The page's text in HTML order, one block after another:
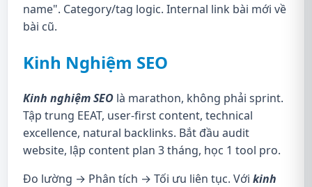
name". Category/tag logic. Internal link bài mới về
bài cũ.
Kinh Nghiệm SEO
Kinh nghiệm SEO là marathon, không phải sprint.
Tập trung EEAT, user-first content, technical
excellence, natural backlinks. Bắt đầu audit
website, lập content plan 3 tháng, học 1 tool pro.
Đo lường → Phân tích → Tối ưu liên tục. Với kinh